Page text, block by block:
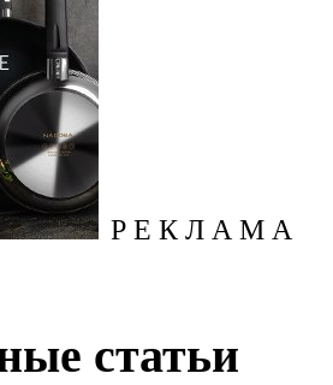
Р Е К Л А М А
статьи